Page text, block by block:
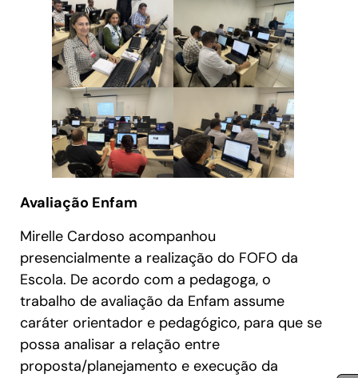
Avaliação Enfam
Mirelle Cardoso acompanhou
presencialmente a realização do FOFO da
Escola. De acordo com a pedagoga, o
trabalho de avaliação da Enfam assume
caráter orientador e pedagógico, para que se
possa analisar a relação entre
proposta/planejamento e execução da